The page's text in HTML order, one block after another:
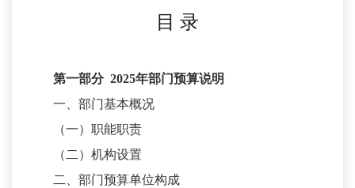
目 录
第一部分 2025年部门预算说明
一、部门基本概况
（一）职能职责
（二）机构设置
二、部门预算单位构成